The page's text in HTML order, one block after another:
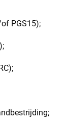
PGS15);